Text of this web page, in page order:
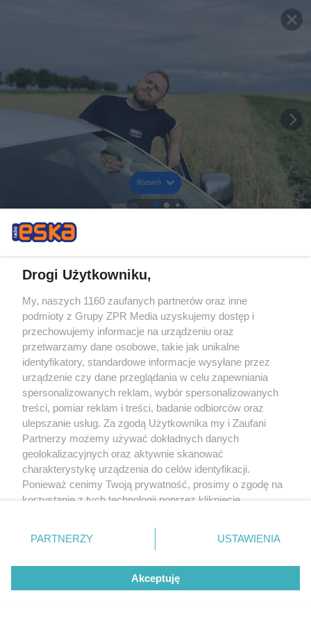
Rozwiń
Drogi Użytkowniku,
My, naszych 1160 zaufanych partnerów oraz inne
podmioty z Grupy ZPR Media uzyskujemy dostęp i
przechowujemy informacje na urządzeniu oraz
przetwarzamy dane osobowe, takie jak unikalne
identyfikatory, standardowe informacje wysyłane przez
urządzenie czy dane przeglądania w celu zapewniania
spersonalizowanych reklam, wybór spersonalizowanych
treści, pomiar reklam i treści, badanie odbiorców oraz
ulepszanie usług. Za zgodą Użytkownika my i Zaufani
Partnerzy możemy używać dokładnych danych
geolokalizacyjnych oraz aktywnie skanować
charakterystykę urządzenia do celów identyfikacji.
Ponieważ cenimy Twoją prywatność, prosimy o zgodę na
korzystanie z tych technologii poprzez kliknięcie
zmienić/wycofać klikając przycisk ustawień prywatności
znajdujący się w lewym dolnym rogu strony
rodzaje przetwarzania danych nie wymagają zgody
użytkownika, ale masz prawo sprzeciwić się takiemu
przetwarzaniu. Preferencje będą miały zastosowanie tylko
PARTNERZY USTAWIENIA
Akceptuję